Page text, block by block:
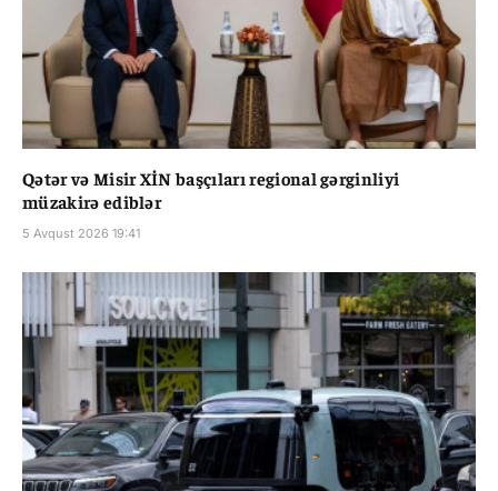
Qətər və Misir XİN başçıları regional gərginliyi
müzakirə ediblər
5 Avqust 2026 19:41